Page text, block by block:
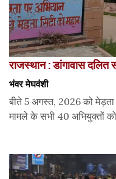
राजस्थान : डांगावास दलित
भंवर मेघवंशी
बीते 5 अगस्त, 2026 को
मामले के सभी 40 अभियुक्तों